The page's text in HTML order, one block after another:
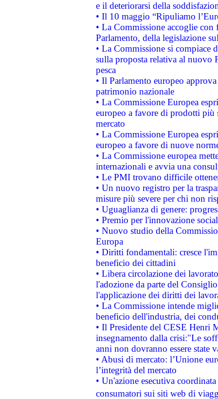
e il deteriorarsi della
• Il 10 maggio “Ripuliamo
• La Commissione accoglie
Parlamento, della legislazione
• La Commissione si compiace
sulla proposta relativa al nuovo
pesca
• Il Parlamento europeo
patrimonio nazionale
• La Commissione Europea
europeo a favore di prodotti
mercato
• La Commissione Europea
europeo a favore di nuove
• La Commissione europea
internazionali e avvia una
• Le PMI trovano difficile
• Un nuovo registro per la
misure più severe per chi non
• Uguaglianza di genere:
• Premio per l'innovazione
• Nuovo studio della
Europa
• Diritti fondamentali: cresce
beneficio dei cittadini
• Libera circolazione dei
l'adozione da parte del
l'applicazione dei diritti dei
• La Commissione intende
beneficio dell'industria, dei
• Il Presidente del CESE Henri
insegnamento dalla crisi:"Le
anni non dovranno essere state
• Abusi di mercato: l’Unione
l’integrità del mercato
• Un'azione esecutiva
consumatori sui siti web di